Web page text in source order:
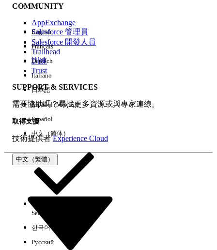
經驗
COMMUNITY
AppExchange
Salesforce 管理員
Salesforce 開發人員
Trailhead
訓練
Trust
SUPPORT & SERVICES
需要協助嗎？尋找更多資源或與專家連線。
取得支援
技術提供者Experience Cloud
中文（繁體）
English
Français
Deutsch
Italiano
日本語
Español (México)
Español
中文（简体）
Select Org
한국어
Русский